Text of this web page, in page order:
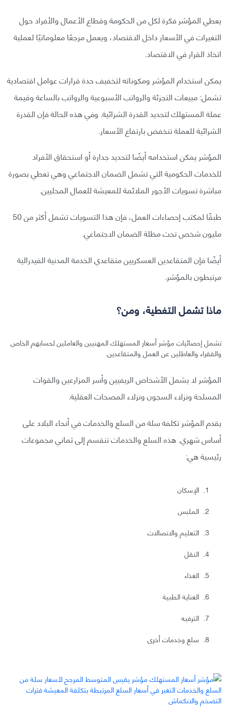
يعطي المؤشر فكرة لكل من الحكومة وقطاع الأعمال والأفراد حول
التغيرات في الأسعار داخل الاقتصاد، ويعمل مرجعًا معلوماتيًا لعملية
اتخاذ القرار في الاقتصاد.
يمكن استخدام المؤشر ومكوناته لتخفيف حدة قرارات عوامل اقتصادية
تشمل: مبيعات التجزئة والرواتب الأسبوعية والرواتب بالساعة وقيمة
عملة المستهلك لتحديد القدرة الشرائية. وفي هذه الحالة فإن القدرة
الشرائية للعملة تنخفض بارتفاع الأسعار.
المؤشر يمكن استخدامه أيضًا لتحديد جدارة أو استحقاق الأفراد
للخدمات الحكومية التي تشمل الضمان الاجتماعي وهي تعطي بصورة
مباشرة تسويات الأجور الملائمة للمعيشة للعمال المحليين.
طبقًا لمكتب إحصاءات العمل، فإن هذا التسويات تشمل أكثر من 50
مليون شخص تحت مظلة الضمان الاجتماعي.
أيضًا فإن المتقاعدين العسكريين متقاعدي الخدمة المدنية الفيدرالية
مرتبطون بالمؤشر.
ماذا تشمل التغطية، ومن؟
تشمل إحصائيات مؤشر أسعار المستهلك المهنيين والعاملين لحسابهم الخاص
والفقراء والعاطلين عن العمل والمتقاعدين.
المؤشر لا يشمل الأشخاص الريفيين وأسر المزارعين والقوات
المسلحة ونزلاء السجون ونزلاء المصحات العقلية.
يقدم المؤشر تكلفة سلة من السلع والخدمات في أنحاء البلاد على
أساس شهري. هذه السلع والخدمات تنقسم إلى ثماني مجموعات
رئيسية هي:
الإسكان
الملبس
التعليم والاتصالات
النقل
الغذاء
العناية الطبية
الترفيه
سلع وخدمات أخرى